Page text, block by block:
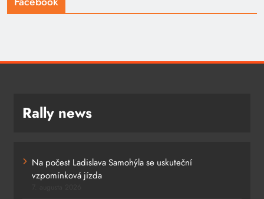
Rally news
Na počest Ladislava Samohýla se uskuteční
vzpomínková jízda